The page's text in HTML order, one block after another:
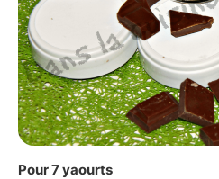
Pour 7 yaourts